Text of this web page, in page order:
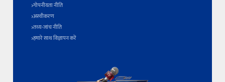
गोपनीयता नीति
अस्वीकरण
तथ्य-जांच नीति
हमारे साथ विज्ञापन करें